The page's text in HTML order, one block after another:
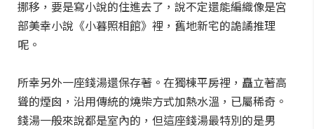
挪移，要是寫小說的住進去了，說不定還能編織像是宮
部美幸小說《小暮照相館》裡，舊地新宅的詭譎推理
呢。
所幸另外一座錢湯還保存著。在獨棟平房裡，矗立著高
聳的煙囪，沿用傳統的燒柴方式加熱水溫，已屬稀奇。
錢湯一般來說都是室內的，但這座錢湯最特別的是男